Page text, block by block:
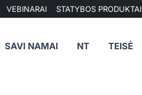
VEBINARAI STATYBOS PRODUKTAI
SAVI NAMAI NT TEISĖ